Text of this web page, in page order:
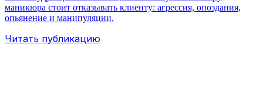
маникюра стоит отказывать клиенту: агрессия, опоздания,
опьянение и манипуляции.
Читать публикацию